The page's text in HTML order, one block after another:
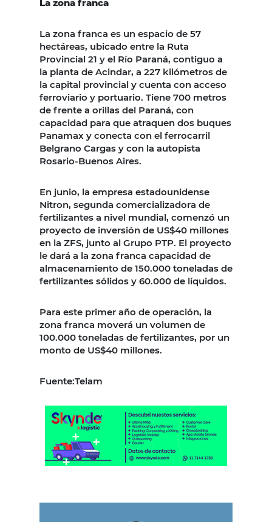
La zona franca
La zona franca es un espacio de 57
hectáreas, ubicado entre la Ruta
Provincial 21 y el Río Paraná, contiguo a
la planta de Acindar, a 227 kilómetros de
la capital provincial y cuenta con acceso
ferroviario y portuario. Tiene 700 metros
de frente a orillas del Paraná, con
capacidad para que atraquen dos buques
Panamax y conecta con el ferrocarril
Belgrano Cargas y con la autopista
Rosario-Buenos Aires.
En junio, la empresa estadounidense
Nitron, segunda comercializadora de
fertilizantes a nivel mundial, comenzó un
proyecto de inversión de US$40 millones
en la ZFS, junto al Grupo PTP. El proyecto
le dará a la zona franca capacidad de
almacenamiento de 150.000 toneladas de
fertilizantes sólidos y 60.000 de líquidos.
Para este primer año de operación, la
zona franca moverá un volumen de
100.000 toneladas de fertilizantes, por un
monto de US$40 millones.
Fuente:Telam